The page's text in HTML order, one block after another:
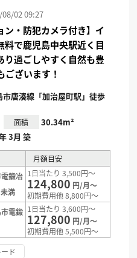
02 09:27
ン・防犯カメラ付き】イ
料で鹿児島中央駅近く目
り過ごしやすく自然も豊
ございます！
市唐湊線「加治屋町駅」徒歩
面積 30.34m²
3月 築
月額目安
鍛冶
満
1日当たり 3,500円～
124,800 円/月～
初期費用他 8,800円～
電鍛 1日当たり 3,600円～
127,800 円/月～
初期費用他 5,500円～
ド